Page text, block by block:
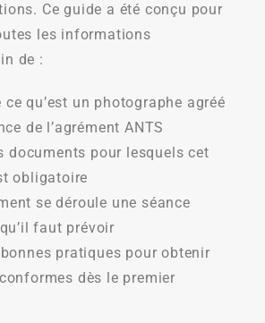
Ce guide a été conçu pour
les informations
de :
ce qu’est un photographe agréé
de l’agrément ANTS
documents pour lesquels cet
obligatoire
se déroule une séance
faut prévoir
pratiques pour obtenir
dès le premier